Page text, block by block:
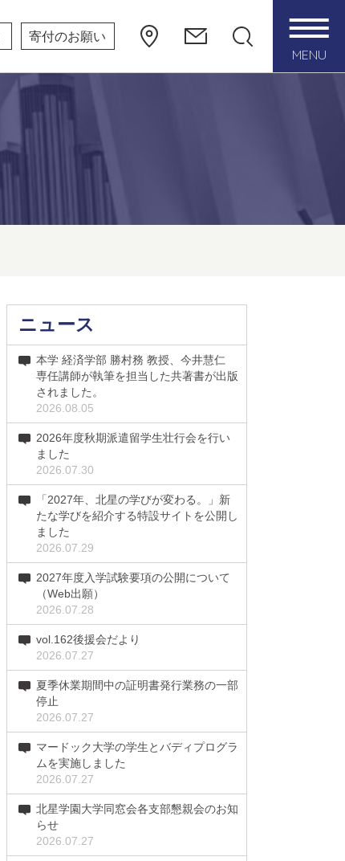
寄付のお願い
MENU
ニュース
本学 経済学部 勝村務 教授、今井慧仁
専任講師が執筆を担当した共著書が出版
されました。
2026.08.05
2026年度秋期派遣留学生壮行会を行い
ました
2026.07.30
「2027年、北星の学びが変わる。」新
たな学びを紹介する特設サイトを公開し
ました
2026.07.29
2027年度入学試験要項の公開について
（Web出願）
2026.07.28
vol.162後援会だより
2026.07.27
夏季休業期間中の証明書発行業務の一部
停止
2026.07.27
マードック大学の学生とバディプログラ
ムを実施しました
2026.07.27
北星学園大学同窓会各支部懇親会のお知
らせ
2026.07.27